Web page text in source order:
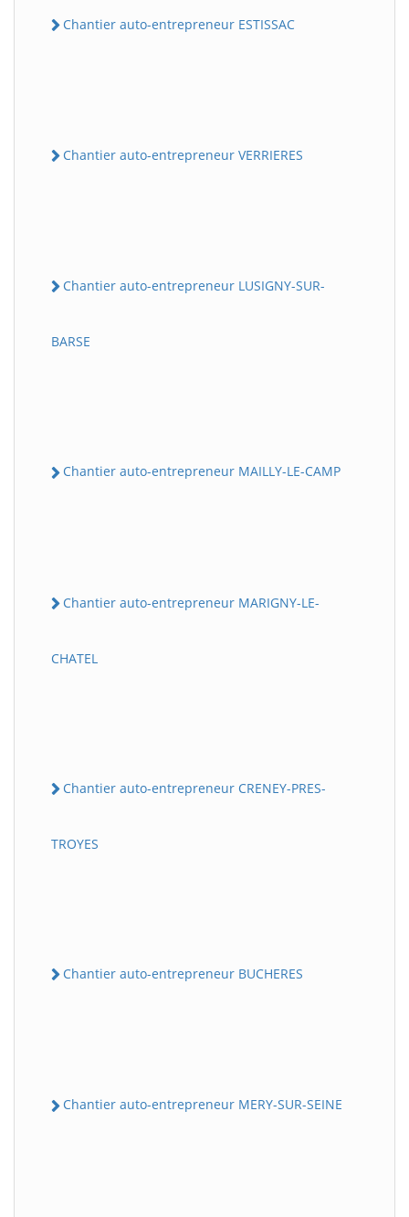
Chantier auto-entrepreneur ESTISSAC
Chantier auto-entrepreneur VERRIERES
Chantier auto-entrepreneur LUSIGNY-SUR-
BARSE
Chantier auto-entrepreneur MAILLY-LE-CAMP
Chantier auto-entrepreneur MARIGNY-LE-
CHATEL
Chantier auto-entrepreneur CRENEY-PRES-
TROYES
Chantier auto-entrepreneur BUCHERES
Chantier auto-entrepreneur MERY-SUR-SEINE